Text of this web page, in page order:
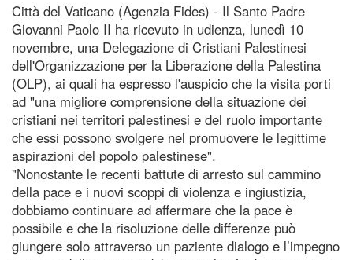
Città del Vaticano (Agenzia Fides) - Il Santo Padre
Giovanni Paolo II ha ricevuto in udienza, lunedì 10
novembre, una Delegazione di Cristiani Palestinesi
dell'Organizzazione per la Liberazione della Palestina
(OLP), ai quali ha espresso l'auspicio che la visita porti
ad "una migliore comprensione della situazione dei
cristiani nei territori palestinesi e del ruolo importante
che essi possono svolgere nel promuovere le legittime
aspirazioni del popolo palestinese".
"Nonostante le recenti battute di arresto sul cammino
della pace e i nuovi scoppi di violenza e ingiustizia,
dobbiamo continuare ad affermare che la pace è
possibile e che la risoluzione delle differenze può
giungere solo attraverso un paziente dialogo e l’impegno